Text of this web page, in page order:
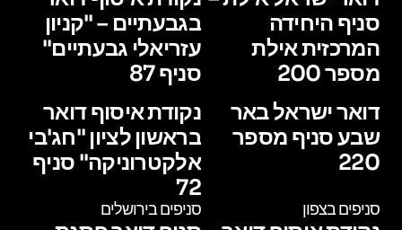
סניף היחידה
המרכזית אילת
מספר 200
דואר ישראל באר
שבע סניף מספר
220
בגבעתיים – "קניון
עזריאלי גבעתיים"
סניף 87
נקודת איסוף דואר
בראשון לציון "חג'בי
אלקטרוניקה" סניף
72
סניפים בצפון סניפים בירושלים